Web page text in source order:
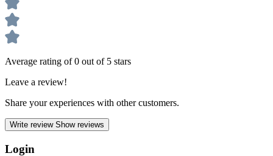
Average rating of 0 out of 5 stars
Leave a review!
Share your experiences with other customers.
Write review Show reviews
Login